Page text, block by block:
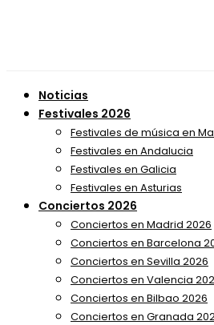
Noticias
Festivales 2026
Festivales de música en
Festivales en Andalucia
Festivales en Galicia
Festivales en Asturias
Conciertos 2026
Conciertos en Madrid 2026
Conciertos en Barcelona
Conciertos en Sevilla 2026
Conciertos en Valencia
Conciertos en Bilbao 2026
Conciertos en Granada